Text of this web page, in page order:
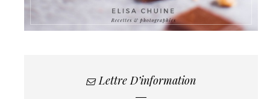
Lettre D’information